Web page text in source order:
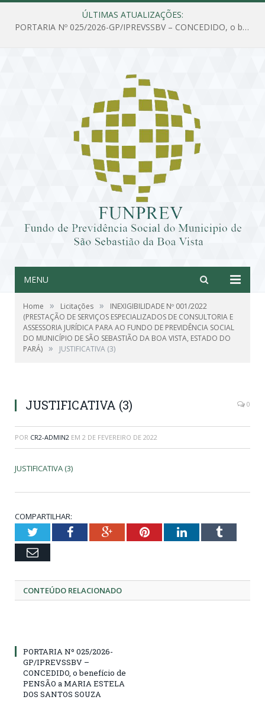
ÚLTIMAS ATUALIZAÇÕES:
PORTARIA Nº 025/2026-GP/IPREVSSBV – CONCEDIDO, o benefício de PENSÃO a MARIA ESTELA DOS SANTOS SOUZA
MENU
Home » Licitações »
INEXIGIBILIDADE Nº 001/2022
(PRESTAÇÃO DE SERVIÇOS ESPECIALIZADOS DE CONSULTORIA E
ASSESSORIA JURÍDICA PARA AO FUNDO DE PREVIDÊNCIA SOCIAL
DO MUNICÍPIO DE SÃO SEBASTIÃO DA BOA VISTA, ESTADO DO
PARÁ) » JUSTIFICATIVA (3)
JUSTIFICATIVA (3) 0
POR CR2-ADMIN2 EM 2 DE FEVEREIRO DE 2022
JUSTIFICATIVA (3)
COMPARTILHAR:
TwitterFacebookGoogle+PinterestLinkedInTumblr
Email
CONTEÚDO RELACIONADO
PORTARIA Nº 025/2026-
GP/IPREVSSBV –
CONCEDIDO, o benefício de
PENSÃO a MARIA ESTELA
DOS SANTOS SOUZA